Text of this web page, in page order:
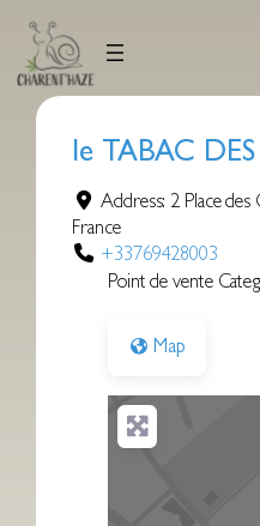
contenu
le TABAC
Address: 2 Place des
France
+33769428003
Point de vente
Map